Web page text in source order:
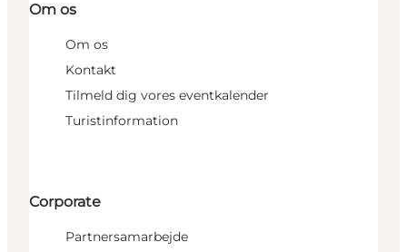
Om os
Om os
Kontakt
Tilmeld dig vores eventkalender
Turistinformation
Corporate
Partnersamarbejde